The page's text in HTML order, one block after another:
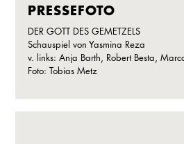
PRESSEFOTO
DER GOTT DES GEMETZELS
Schauspiel von Yasmina Reza
v. links: Anja Barth, Robert Besta,
Foto: Tobias Metz